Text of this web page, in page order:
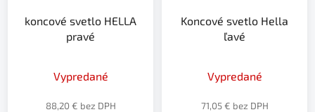
koncové svetlo HELLA
pravé
Vypredané
88,20 € bez DPH
Koncové svetlo Hella
ľavé
Vypredané
71,05 € bez DPH